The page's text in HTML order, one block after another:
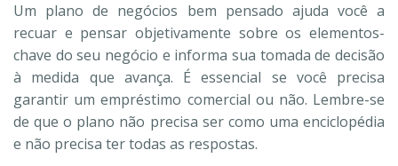
Um plano de negócios bem pensado ajuda você a
recuar e pensar objetivamente sobre os elementos-
chave do seu negócio e informa sua tomada de decisão
à medida que avança. É essencial se você precisa
garantir um empréstimo comercial ou não. Lembre-se
de que o plano não precisa ser como uma enciclopédia
e não precisa ter todas as respostas.